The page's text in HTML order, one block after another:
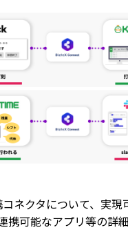
ネクタについて、実現
携可能なアプリ等の詳